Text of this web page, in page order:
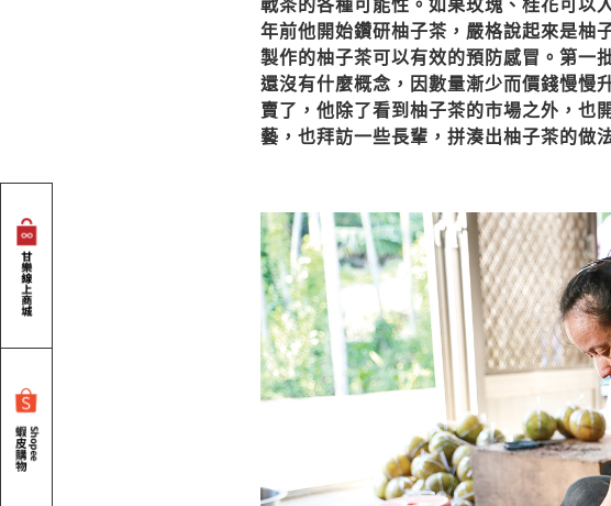
戰茶的各種可能性。如果玫瑰、桂花可以
年前他開始鑽研柚子茶，嚴格說起來是柚
製作的柚子茶可以有效的預防感冒。第一
還沒有什麼概念，因數量漸少而價錢慢慢
賣了，他除了看到柚子茶的市場之外，
藝，也拜訪一些長輩，拼湊出柚子茶的做